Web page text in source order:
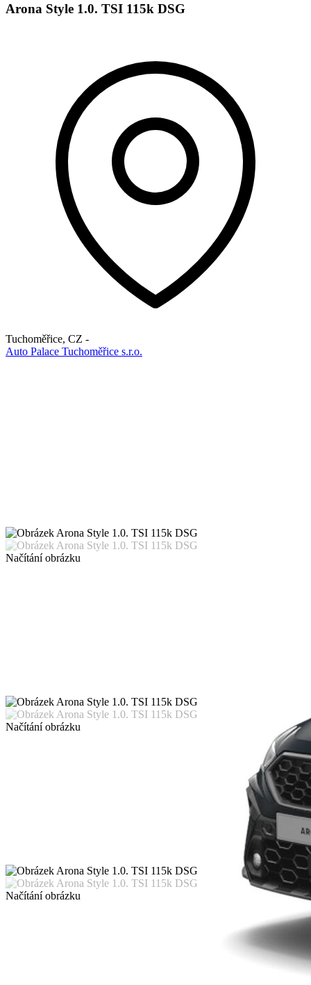
Arona Style 1.0. TSI 115k DSG
Tuchoměřice, CZ -
Auto Palace Tuchoměřice s.r.o.
Načítání obrázku
Načítání obrázku
Načítání obrázku